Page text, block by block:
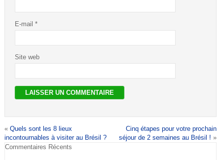
E-mail *
Site web
« Quels sont les 8 lieux
incontournables à visiter au Brésil ?
Cinq étapes pour votre prochain
séjour de 2 semaines au Brésil ! »
Commentaires Récents